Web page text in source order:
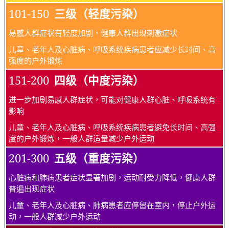
101-150 三级（轻度污染）
易感人群症状有轻度加剧，健康人群出现刺激症状
儿童、老年人及心脏病、呼吸系统疾病患者应减少长时间、高
强度的户外锻炼
151-200 四级（中度污染）
进一步加剧易感人群症状，可能对健康人群心脏、呼吸系统有
影响
儿童、老年人及心脏病、呼吸系统疾病患者避免长时间、高强
度的户外锻炼，一般人群适量减少户外运动
201-300 五级（重度污染）
心脏病和肺病患者症状显著加剧，运动耐受力降低，健康人群
普遍出现症状
儿童、老年人及心脏病、肺病患者应停留在室内，停止户外运
动，一般人群减少户外运动